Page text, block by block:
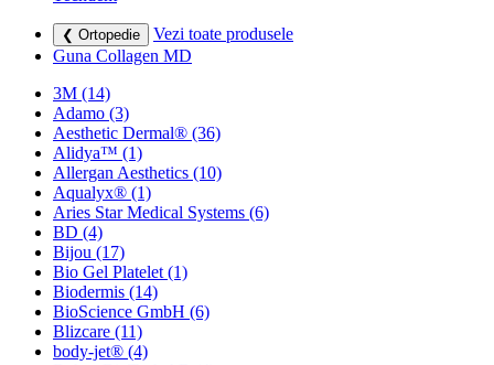
❮ Ortopedie
Vezi toate produsele
Guna Collagen MD
3M (14)
Adamo (3)
Aesthetic Dermal® (36)
Alidya™ (1)
Allergan Aesthetics (10)
Aqualyx® (1)
Aries Star Medical Systems (6)
BD (4)
Bijou (17)
Bio Gel Platelet (1)
Biodermis (14)
BioScience GmbH (6)
Blizcare (11)
body-jet® (4)